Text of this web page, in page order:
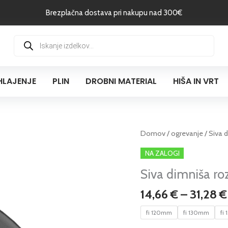
Brezplačna dostava pri nakupu nad 300€
search
PLIN DROBNI MATERIAL HIŠA IN VRT
Domov/ogrevanje/ Siva
NA ZALOGI
Siva dimniša
14,66€–31,28€
fi 120mm fi 130mm fi
Siva
dimniša
rozeta
85mm